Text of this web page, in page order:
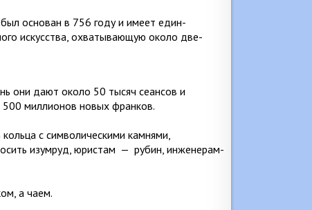
основан в 756 году и имеет един­
искусства, охватывающую около две­
они дают около 50 тысяч сеансов и
миллионов новых франков.
с символическими камнями,
изумруд, юристам — рубин, ин­женерам-
а чаем.